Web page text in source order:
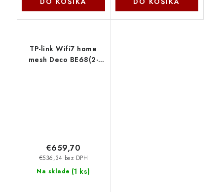
TP-link Wifi7 home
mesh Deco BE68(2-
Na sklade (1 ks)
€536,34 bez DPH
€659,70